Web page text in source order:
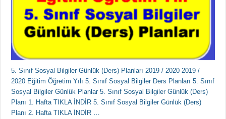
5. Sınıf Sosyal Bilgiler Günlük (Ders) Planları 2019 / 2020 2019 /
2020 Eğitim Öğretim Yılı 5. Sınıf Sosyal Bilgiler Ders Planları 5. Sınıf
Sosyal Bilgiler Günlük Planlar 5. Sınıf Sosyal Bilgiler Günlük (Ders)
Planı 1. Hafta TIKLA İNDİR 5. Sınıf Sosyal Bilgiler Günlük (Ders)
Planı 2. Hafta TIKLA İNDİR …